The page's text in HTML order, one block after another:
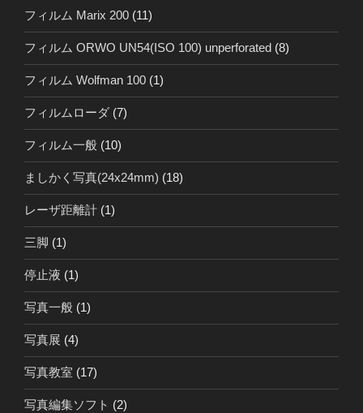
フィルム Marix 200 (11)
フィルム ORWO UN54(ISO 100) unperforated (8)
フィルム Wolfman 100 (1)
フィルムローダ (7)
フィルム一般 (10)
ましかく写真(24x24mm) (18)
レーザ距離計 (1)
三脚 (1)
停止液 (1)
写真一般 (1)
写真展 (4)
写真教室 (17)
写真編集ソフト (2)